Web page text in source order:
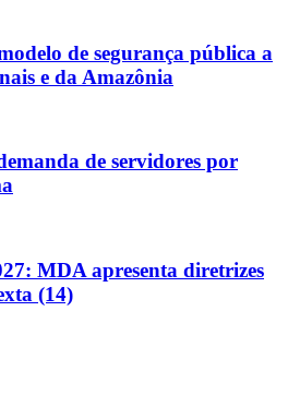
de segurança pública a
e da Amazônia
de servidores por
MDA apresenta diretrizes
(14)